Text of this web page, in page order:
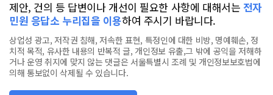
제안, 건의 등 답변이나 개선이 필요한 사항에 대해서는 전자
민원 응답소 누리집을 이용하여 주시기 바랍니다.
상업성 광고, 저작권 침해, 저속한 표현, 특정인에 대한 비방, 명예훼손, 정
치적 목적, 유사한 내용의 반복적 글, 개인정보 유출,그 밖에 공익을 저해하
거나 운영 취지에 맞지 않는 댓글은 서울특별시 조례 및 개인정보보호법에
의해 통보없이 삭제될 수 있습니다.